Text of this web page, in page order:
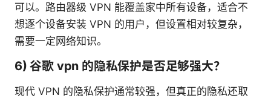
可以。路由器级 VPN 能覆盖家中所有设备，适合不
想逐个设备安装 VPN 的用户，但设置相对较复杂，
需要一定网络知识。
6) 谷歌 vpn 的隐私保护是否足够强大？
现代 VPN 的隐私保护通常较强，但真正的隐私还取